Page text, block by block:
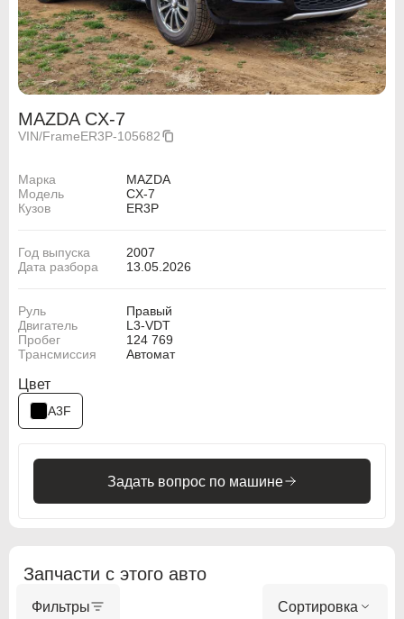
MAZDA CX-7
VIN/FrameER3P-105682
Марка
MAZDA
Модель
CX-7
Кузов
ER3P
Год выпуска
2007
Дата разбора
13.05.2026
Руль
Правый
Двигатель
L3-VDT
Пробег
124 769
Трансмиссия
Автомат
Цвет
A3F
Задать вопрос по машине
Запчасти с этого авто
Фильтры Сортировка